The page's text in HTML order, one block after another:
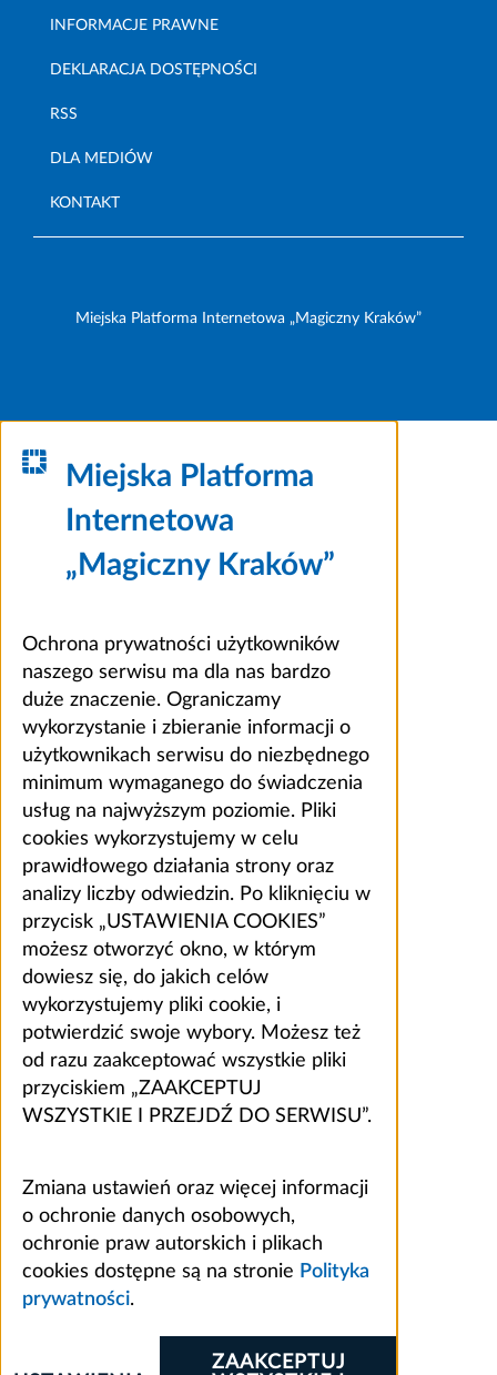
INFORMACJE PRAWNE
DEKLARACJA DOSTĘPNOŚCI
RSS
DLA MEDIÓW
KONTAKT
Miejska Platforma Internetowa „Magiczny Kraków”
Miejska Platforma
Internetowa
„Magiczny Kraków”
Ochrona prywatności użytkowników
naszego serwisu ma dla nas bardzo
duże znaczenie. Ograniczamy
wykorzystanie i zbieranie informacji o
użytkownikach serwisu do niezbędnego
minimum wymaganego do świadczenia
usług na najwyższym poziomie. Pliki
cookies wykorzystujemy w celu
prawidłowego działania strony oraz
analizy liczby odwiedzin. Po kliknięciu w
przycisk „USTAWIENIA COOKIES”
możesz otworzyć okno, w którym
dowiesz się, do jakich celów
wykorzystujemy pliki cookie, i
potwierdzić swoje wybory. Możesz też
od razu zaakceptować wszystkie pliki
przyciskiem „ZAAKCEPTUJ
WSZYSTKIE I PRZEJDŹ DO SERWISU”.
Zmiana ustawień oraz więcej informacji
o ochronie danych osobowych,
ochronie praw autorskich i plikach
cookies dostępne są na stronie Polityka
prywatności.
ZAAKCEPTUJ